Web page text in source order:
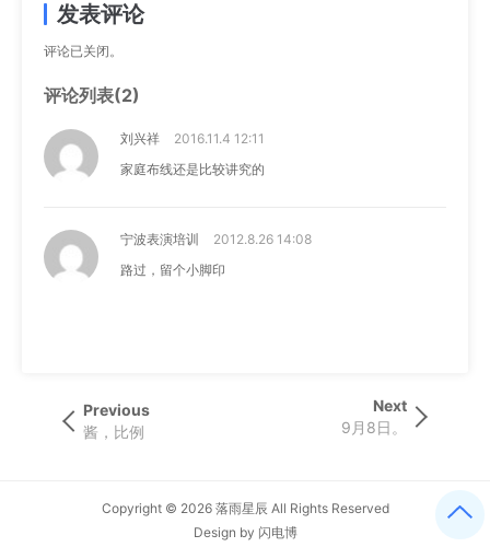
发表评论
评论已关闭。
评论列表(2)
刘兴祥
2016.11.4 12:11
家庭布线还是比较讲究的
宁波表演培训
2012.8.26 14:08
路过，留个小脚印
文
章
Previous
Post
Previous
酱，比例
Next
Post
Next
9月8日。
Copyright © 2026 落雨星辰 All Rights Reserved
Design by 闪电博